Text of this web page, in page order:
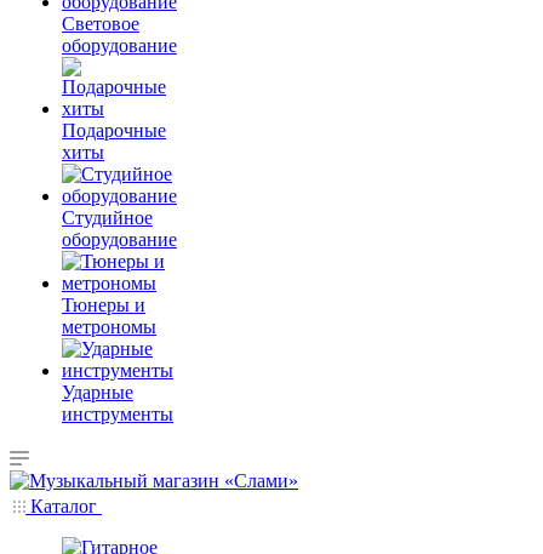
Световое
оборудование
Подарочные
хиты
Студийное
оборудование
Тюнеры и
метрономы
Ударные
инструменты
Каталог